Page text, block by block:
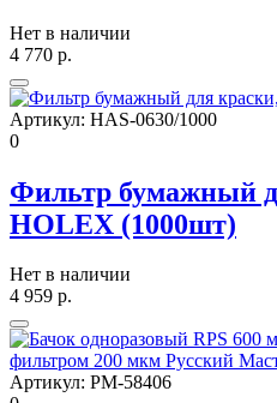
Нет в наличии
4 770 р.
Артикул: HAS-0630/1000
0
Фильтр бумажный
HOLEX (1000шт)
Нет в наличии
4 959 р.
Артикул: РМ-58406